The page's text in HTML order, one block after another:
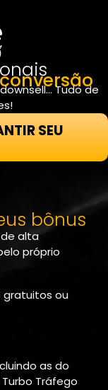
Tudo de
SEU
bônus
alta
próprio
gratuitos ou
as do
Tráfego